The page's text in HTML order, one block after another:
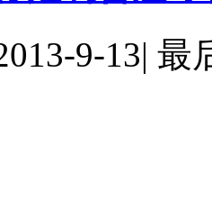
9-13| 最